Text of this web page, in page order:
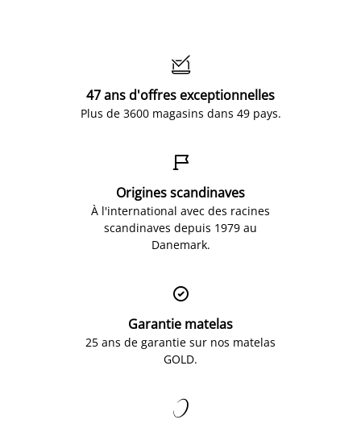

47 ans d'offres exceptionnelles
Plus de 3600 magasins dans 49 pays.

Origines scandinaves
À l'international avec des racines
scandinaves depuis 1979 au
Danemark.

Garantie matelas
25 ans de garantie sur nos matelas
GOLD.
